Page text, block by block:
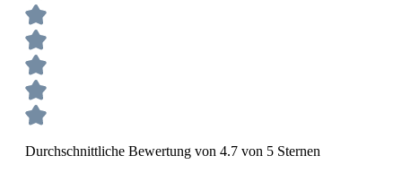
Durchschnittliche Bewertung von 4.7 von 5 Sternen